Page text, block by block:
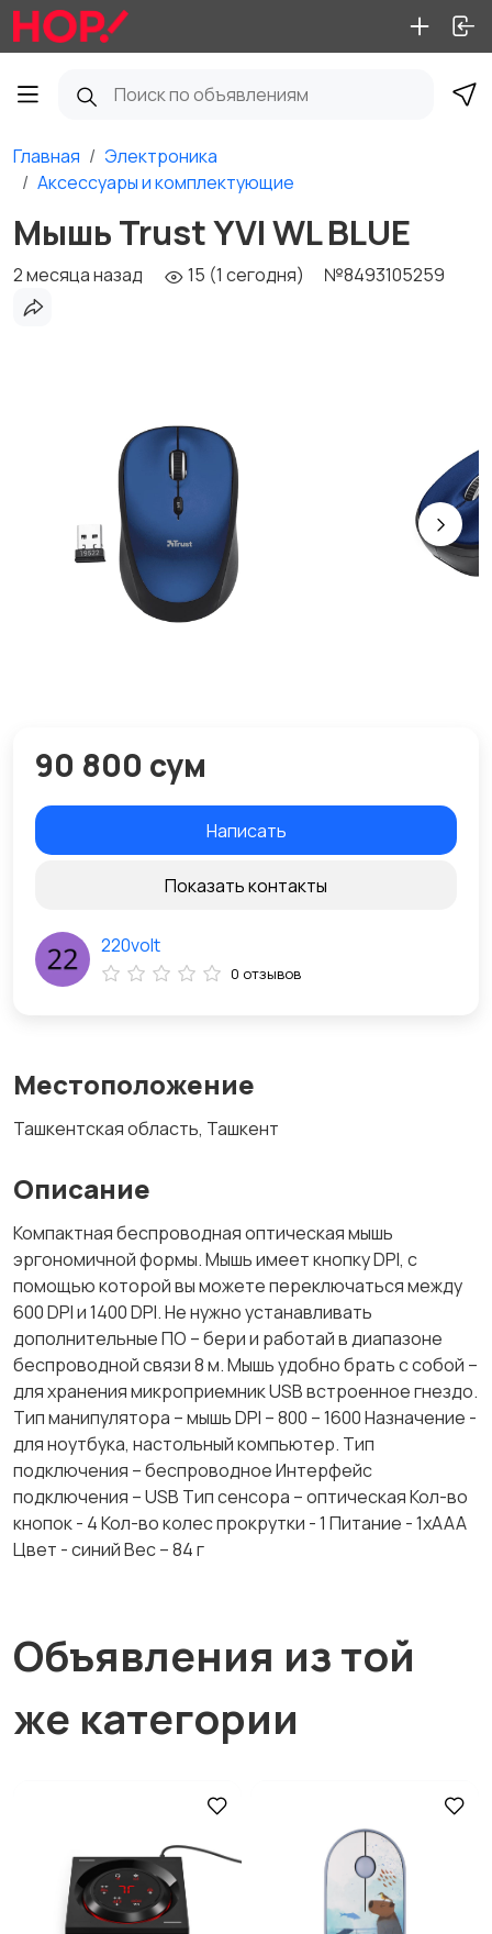
Главная
Электроника
Аксессуары и комплектующие
Мышь Trust YVI WL BLUE
2 месяца назад 15 (1 сегодня) №8493105259
Местоположение
Ташкентская область, Ташкент
Описание
Компактная беспроводная оптическая мышь
эргономичной формы. Мышь имеет кнопку DPI, с
помощью которой вы можете переключаться между
600 DPI и 1400 DPI. Не нужно устанавливать
дополнительные ПО – бери и работай в диапазоне
беспроводной связи 8 м. Мышь удобно брать с собой –
для хранения микроприемник USB встроенное гнездо.
Тип манипулятора – мышь DPI – 800 – 1600 Назначение -
для ноутбука, настольный компьютер. Тип
подключения – беспроводное Интерфейс
подключения – USB Тип сенсора – оптическая Кол-во
кнопок - 4 Кол-во колес прокрутки - 1 Питание - 1хAAA
Цвет - синий Вес – 84 г
90 800 сум
Написать
Показать контакты
220volt
0 отзывов
Объявления из той
же категории